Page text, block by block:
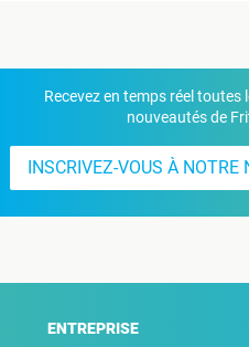
Recevez en temps réel
nouveautés de
INSCRIVEZ-VOUS À NOTRE
ENTREPRISE